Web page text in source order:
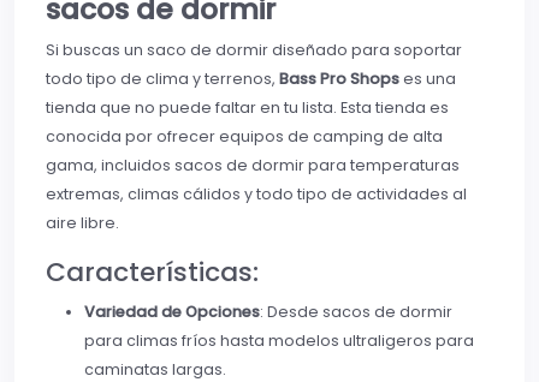
sacos de dormir
Si buscas un saco de dormir diseñado para soportar
todo tipo de clima y terrenos, Bass Pro Shopses una
tienda que no puede faltar en tu lista. Esta tienda es
conocida por ofrecer equipos de camping de alta
gama, incluidos sacos de dormir para temperaturas
extremas, climas cálidos y todo tipo de actividades al
aire libre.
Características:
Variedad de Opciones: Desde sacos de dormir
para climas fríos hasta modelos ultraligeros para
caminatas largas.